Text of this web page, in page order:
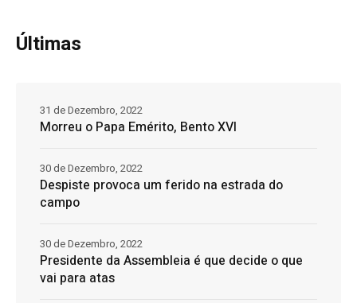
Últimas
Morreu o Papa Emérito, Bento XVI
31 de Dezembro, 2022
Despiste provoca um ferido na estrada do
campo
30 de Dezembro, 2022
Presidente da Assembleia é que decide o que
vai para atas
30 de Dezembro, 2022